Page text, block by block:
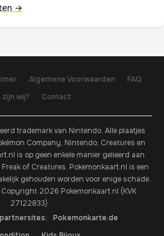
→
Algemene Voorwaarden
FAQ
zijn wij?
Contact
trademark van Nintendo. Alle plaatjes
Company, Nintendo, Creatures en
is op geen enkele manier gelieerd aan
of Creatures. Pokemonkaart.nl is een
gehouden worden voor enige schade.
2026 Pokemonkaart.nl (KVK
27122833)
Pokemonkarte.de